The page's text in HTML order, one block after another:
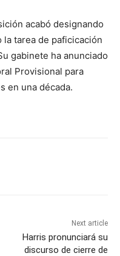
acabó designando
la tarea de paficicación
gabinete ha anunciado
Provisional para
en una década.
Next article
Harris pronunciará su
discurso de cierre de